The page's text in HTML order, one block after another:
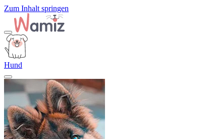
Zum Inhalt springen
Hund